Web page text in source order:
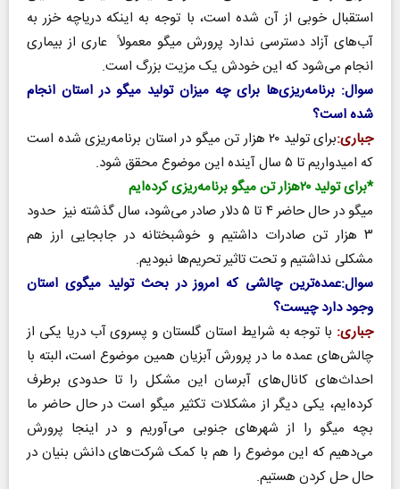
استقبال خوبی از آن شده است، با توجه به اینکه دریاچه خزر به
آب‌های آزاد دسترسی ندارد پرورش میگو معمولاً عاری از بیماری
انجام می‌شود که این خودش یک مزیت بزرگ است.
سوال: برنامه‌ریزی‌ها برای چه میزان تولید میگو در استان انجام
شده است؟
جباری:
برای تولید ۲۰ هزار تن میگو در استان برنامه‌ریزی شده است
که امیدواریم تا ۵ سال آینده این موضوع محقق شود.
*برای تولید ۲۰هزار تن میگو برنامه‌ریزی کرده‌ایم
میگو در حال حاضر ۴ تا ۵ دلار صادر می‌شود، سال گذشته نیز حدود
۳ هزار تن صادرات داشتیم و خوشبختانه در جابجایی ارز هم
مشکلی نداشتیم و تحت تاثیر تحریم‌ها نبودیم.
سوال:عمده‌ترین چالشی که امروز در بحث تولید میگوی استان
وجود دارد چیست؟
جباری: با توجه به شرایط استان گلستان و پسروی آب دریا یکی از
چالش‌های عمده ما در پرورش آبزیان همین موضوع است، البته با
احداث‌های کانال‌های آبرسان این مشکل را تا حدودی برطرف
کرده‌ایم، یکی دیگر از مشکلات تکثیر میگو است در حال حاضر ما
بچه میگو را از شهرهای جنوبی می‌آوریم و در اینجا پرورش
می‌دهیم که این موضوع را هم با کمک شرکت‌های دانش بنیان در
حال حل کردن هستیم.